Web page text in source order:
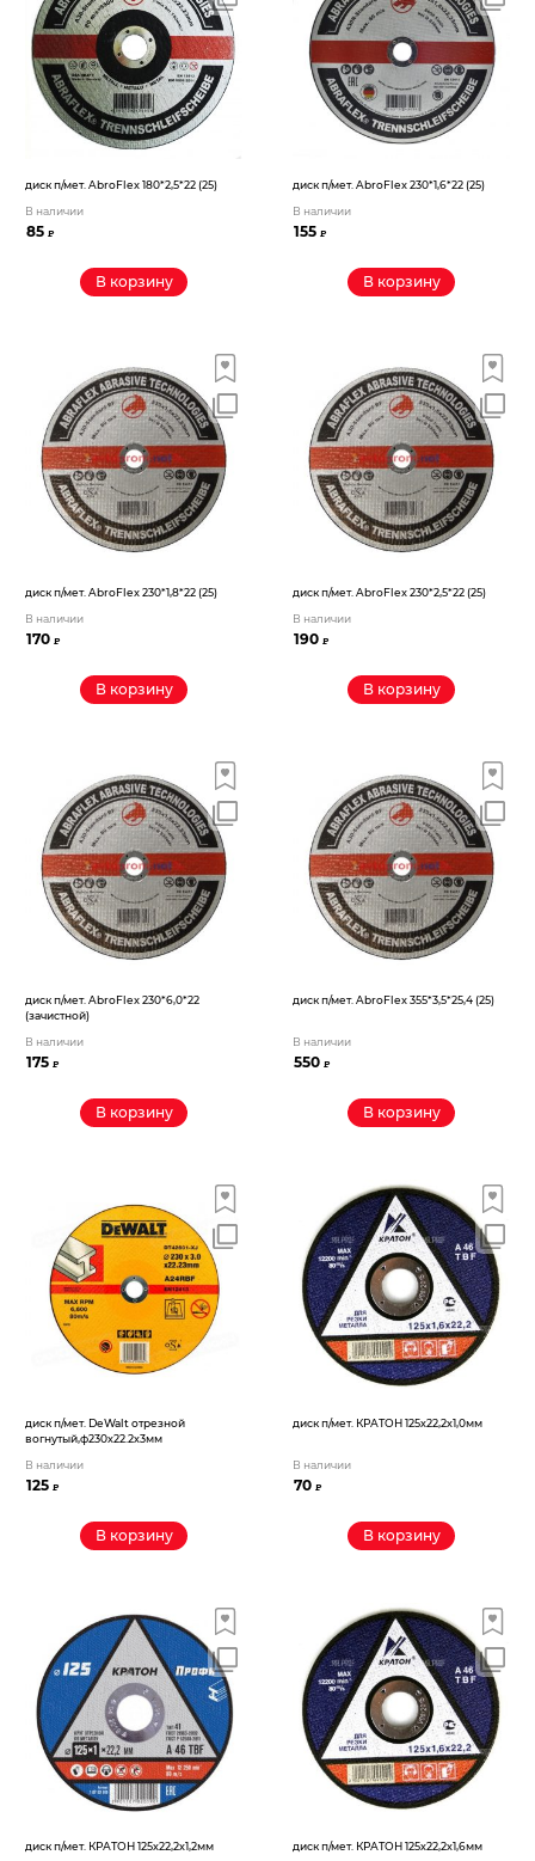
диск п/мет. AbroFlex 180*2,5*22 (25)
В наличии
85₽
В корзину
диск п/мет. AbroFlex 230*1,6*22 (25)
В наличии
155₽
В корзину
диск п/мет. AbroFlex 230*1,8*22 (25)
В наличии
170₽
В корзину
диск п/мет. AbroFlex 230*2,5*22 (25)
В наличии
190₽
В корзину
диск п/мет. AbroFlex 230*6,0*22
(зачистной)
В наличии
175₽
В корзину
диск п/мет. AbroFlex 355*3,5*25,4 (25)
В наличии
550₽
В корзину
диск п/мет. DeWalt отрезной
вогнутый,ф230х22.2х3мм
В наличии
125₽
В корзину
диск п/мет. КРАТОН 125х22,2х1,0мм
В наличии
70₽
В корзину
диск п/мет. КРАТОН 125х22,2х1,2мм диск п/мет. КРАТОН 125х22,2х1,6мм